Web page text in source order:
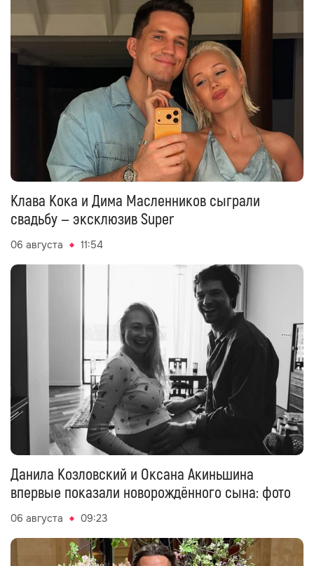
Клава Кока и Дима Масленников сыграли
свадьбу — эксклюзив Super
06 августа 11:54
Данила Козловский и Оксана Акиньшина
впервые показали новорождённого сына: фото
06 августа 09:23